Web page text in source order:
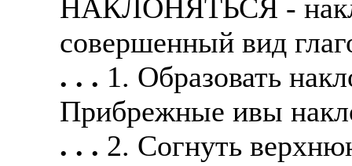
НАКЛОНЯТЬСЯ -
совершенный вид
. . . 1. Образовать
Прибрежные ивы
. . . 2. Согнуть